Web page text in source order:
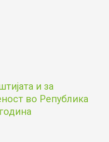
и за
во Република